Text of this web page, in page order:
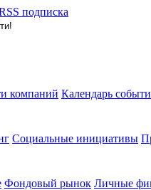
подписка
компаний Календарь
Социальные инициативы
Фондовый рынок Личные